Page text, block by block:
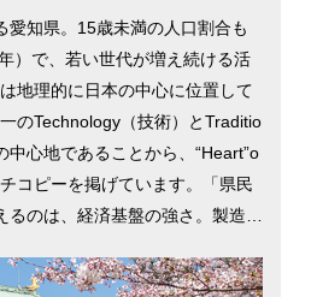
愛知県。15歳未満の人口割合も
）で、若い世代が増え続ける活
地理的に日本の中心に位置して
のTechnology（技術）とTraditio
中心地であることから、“Heart”o
コピーを掲げています。「県民
のは、経済基盤の強さ。製造品
家賃は6割以下。「消費者物価地